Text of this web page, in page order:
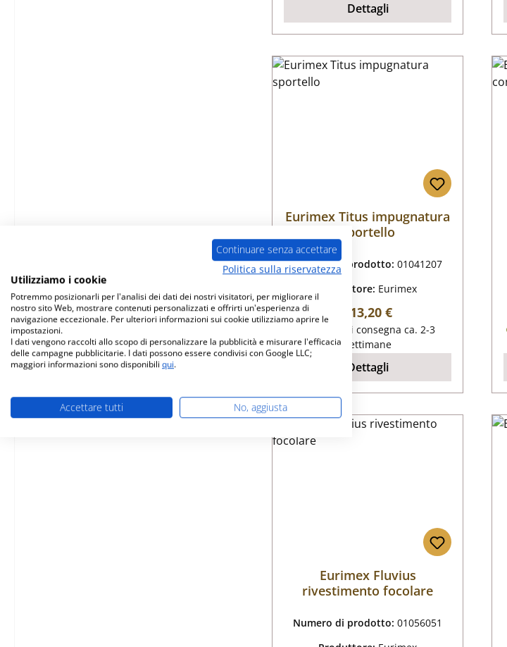
Dettagli
Eurimex Titus impugnatura
sportello
Numero di prodotto:01041207
Produttore: Eurimex
Prezzo normale:
113,20 €
tempi di consegna ca. 2-3
settimane
Dettagli
Eurimex Fluvius
rivestimento focolare
Numero di prodotto:01056051
Continuare senza accettare
Politica sulla riservatezza
Utilizziamo i cookie
Potremmo posizionarli per l'analisi dei dati dei nostri visitatori, per migliorare il
nostro sito Web, mostrare contenuti personalizzati e offrirti un'esperienza di
navigazione eccezionale. Per ulteriori informazioni sui cookie utilizziamo aprire le
impostazioni.
I dati vengono raccolti allo scopo di personalizzare la pubblicità e misurare l'efficacia
delle campagne pubblicitarie. I dati possono essere condivisi con Google LLC;
maggiori informazioni sono disponibili qui.
Accettare tutti No, aggiusta